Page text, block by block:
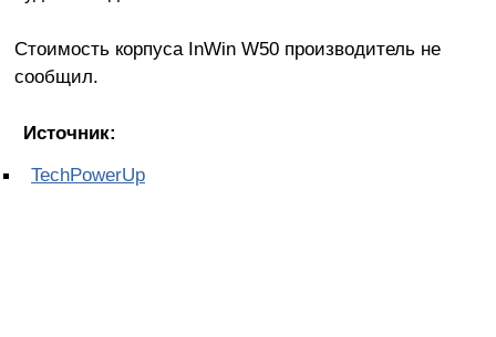
Стоимость корпуса InWin W50 производитель не
сообщил.
Источник:
TechPowerUp